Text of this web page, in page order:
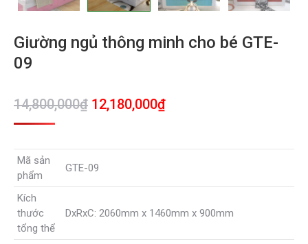
Giường ngủ thông minh cho bé GTE-
09
14,800,000₫ Giá
là:
14,800,000₫.
12,180,000₫Giá
tại
12,180,000₫.
Mã sản
phẩm
GTE-09
Kích
thước
tổng thể
DxRxC: 2060mm x 1460mm x 900mm